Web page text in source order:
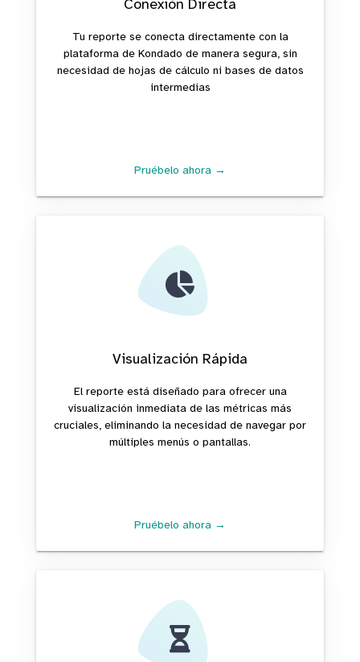
Conexión Directa
Tu reporte se conecta directamente con la
plataforma de Kondado de manera segura, sin
necesidad de hojas de cálculo ni bases de datos
intermedias
Pruébelo ahora →
Visualización Rápida
El reporte está diseñado para ofrecer una
visualización inmediata de las métricas más
cruciales, eliminando la necesidad de navegar por
múltiples menús o pantallas.
Pruébelo ahora →